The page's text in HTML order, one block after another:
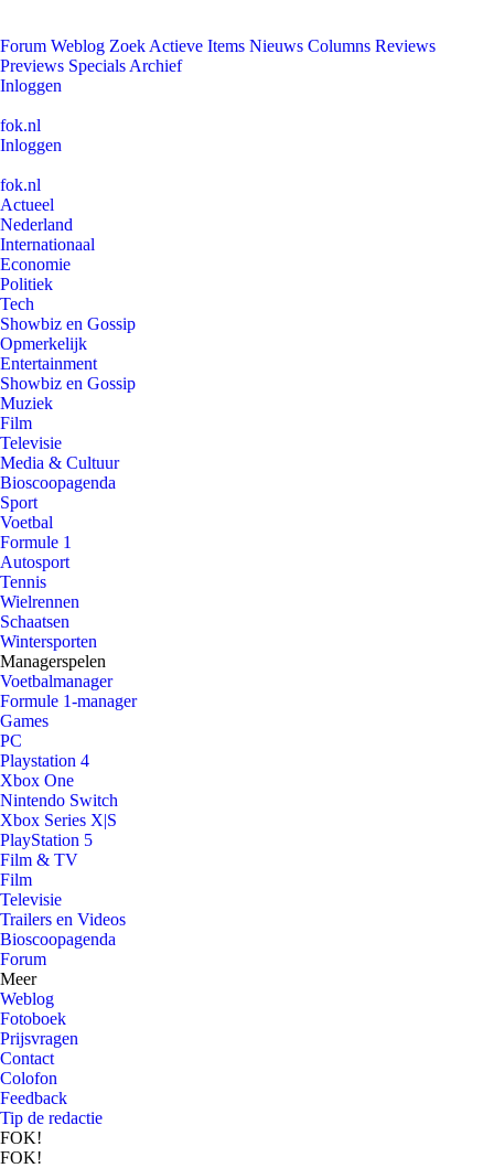
Forum Weblog Zoek Actieve Items Nieuws Columns Reviews
Previews Specials Archief
Inloggen
fok.nl
Inloggen
fok.nl
Actueel
Nederland
Internationaal
Economie
Politiek
Tech
Showbiz en Gossip
Opmerkelijk
Entertainment
Showbiz en Gossip
Muziek
Film
Televisie
Media & Cultuur
Bioscoopagenda
Sport
Voetbal
Formule 1
Autosport
Tennis
Wielrennen
Schaatsen
Wintersporten
Managerspelen
Voetbalmanager
Formule 1-manager
Games
PC
Playstation 4
Xbox One
Nintendo Switch
Xbox Series X|S
PlayStation 5
Film & TV
Film
Televisie
Trailers en Videos
Bioscoopagenda
Forum
Meer
Weblog
Fotoboek
Prijsvragen
Contact
Colofon
Feedback
Tip de redactie
FOK!
FOK!